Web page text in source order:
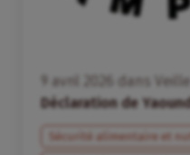
avril dans
Veille
Déclaration de
Sécurité alimentaire et